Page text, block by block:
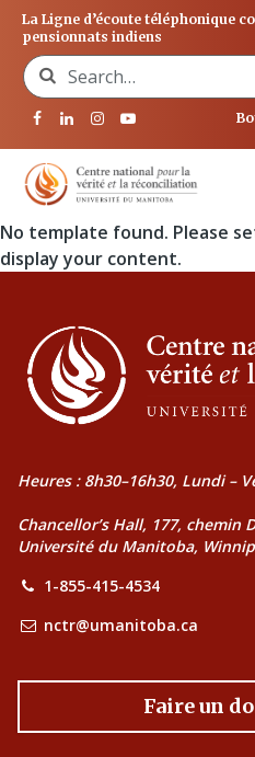
La Ligne d’écoute téléphonique
pensionnats indiens
Search for:
No template found. Please
display your content.
Heures : 8h30–16h30, Lundi –
Chancellor’s Hall, 177, chemin
Université du Manitoba,
1-855-415-4534
nctr@umanitoba.ca
Faire un